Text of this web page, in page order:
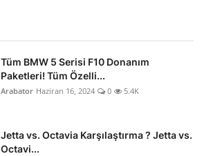
Tüm BMW 5 Serisi F10 Donanım
Paketleri! Tüm Özelli...
Arabator Haziran 16, 2024 0 5.4K
Jetta vs. Octavia Karşılaştırma ? Jetta vs.
Octavi...